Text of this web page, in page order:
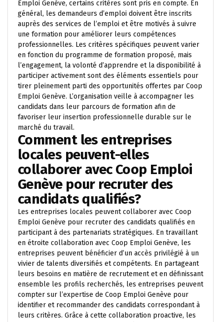
Emploi Genève, certains critères sont pris en compte. En
général, les demandeurs d’emploi doivent être inscrits
auprès des services de l’emploi et être motivés à suivre
une formation pour améliorer leurs compétences
professionnelles. Les critères spécifiques peuvent varier
en fonction du programme de formation proposé, mais
l’engagement, la volonté d’apprendre et la disponibilité à
participer activement sont des éléments essentiels pour
tirer pleinement parti des opportunités offertes par Coop
Emploi Genève. L’organisation veille à accompagner les
candidats dans leur parcours de formation afin de
favoriser leur insertion professionnelle durable sur le
marché du travail.
Comment les entreprises
locales peuvent-elles
collaborer avec Coop Emploi
Genève pour recruter des
candidats qualifiés?
Les entreprises locales peuvent collaborer avec Coop
Emploi Genève pour recruter des candidats qualifiés en
participant à des partenariats stratégiques. En travaillant
en étroite collaboration avec Coop Emploi Genève, les
entreprises peuvent bénéficier d’un accès privilégié à un
vivier de talents diversifiés et compétents. En partageant
leurs besoins en matière de recrutement et en définissant
ensemble les profils recherchés, les entreprises peuvent
compter sur l’expertise de Coop Emploi Genève pour
identifier et recommander des candidats correspondant à
leurs critères. Grâce à cette collaboration proactive, les